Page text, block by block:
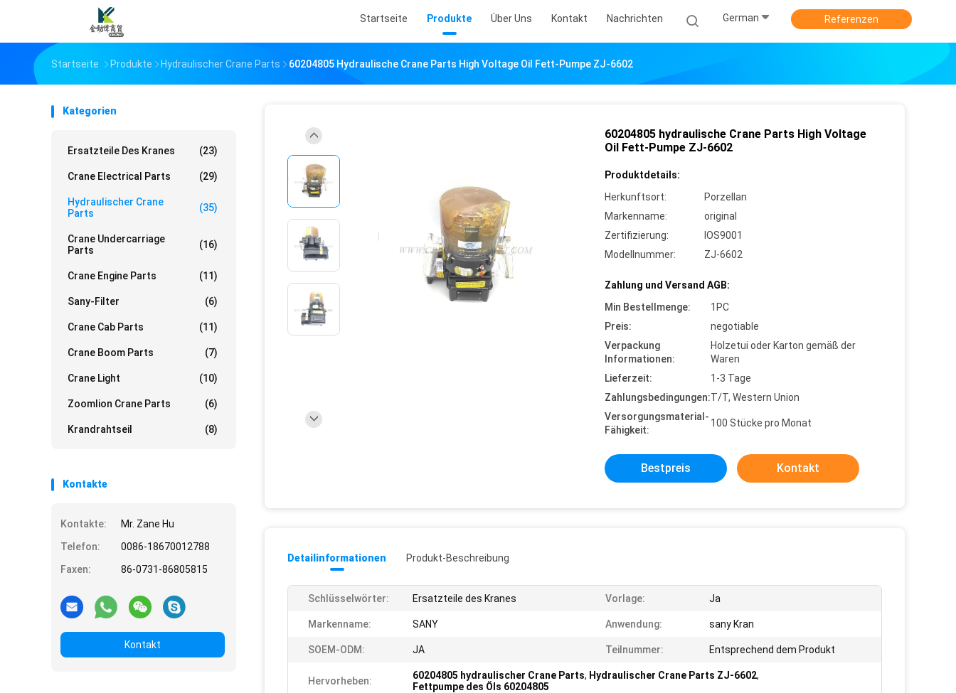
Startseite Produkte Über Uns Kontakt Nachrichten German Referenzen
Startseite Produkte Hydraulischer Crane Parts 60204805 Hydraulische Crane Parts High Voltage Oil Fett-Pumpe ZJ-6602
Kategorien
Ersatzteile Des Kranes (23)
Crane Electrical Parts (29)
Hydraulischer Crane
Parts
(35)
Crane Undercarriage
Parts
(16)
Crane Engine Parts (11)
Sany-Filter (6)
Crane Cab Parts (11)
Crane Boom Parts (7)
Crane Light (10)
Zoomlion Crane Parts (6)
Krandrahtseil (8)
Kontakte
Kontakte:
Mr. Zane Hu
Telefon:
0086-18670012788
Faxen:
86-0731-86805815
Kontakt
60204805 hydraulische Crane Parts High Voltage
Oil Fett-Pumpe ZJ-6602
Produktdetails:
Herkunftsort:
Porzellan
Markenname:
original
Zertifizierung:
IOS9001
Modellnummer:
ZJ-6602
Zahlung und Versand AGB:
Min Bestellmenge:
1PC
Preis:
negotiable
Verpackung
Informationen:
Holzetui oder Karton gemäß der
Waren
Lieferzeit:
1-3 Tage
Zahlungsbedingungen:T/T, Western Union
Versorgungsmaterial-
Fähigkeit:
100 Stücke pro Monat
Bestpreis Kontakt
Detailinformationen Produkt-Beschreibung
Schlüsselwörter: Ersatzteile des Kranes Vorlage: Ja
Markenname: SANY Anwendung: sany Kran
SOEM-ODM: JA Teilnummer: Entsprechend dem Produkt
Hervorheben: 60204805 hydraulischer Crane Parts, Hydraulischer Crane Parts ZJ-6602,
Fettpumpe des Öls 60204805